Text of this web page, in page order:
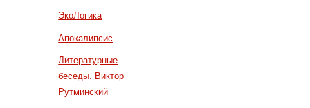
ЭкоЛогика
Апокалипсис
Литературные
беседы. Виктор
Рутминский